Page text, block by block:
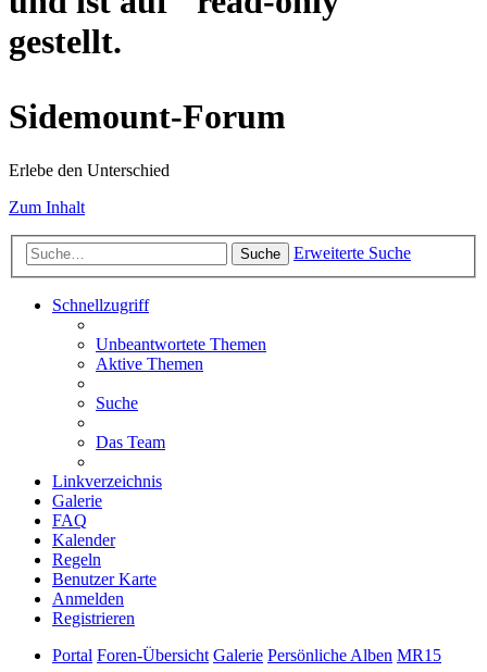
gestellt.
Sidemount-Forum
Erlebe den Unterschied
Zum Inhalt
Suche Erweiterte Suche
Schnellzugriff
Unbeantwortete Themen
Aktive Themen
Suche
Das Team
Linkverzeichnis
Galerie
FAQ
Kalender
Regeln
Benutzer Karte
Anmelden
Registrieren
Portal Foren-Übersicht Galerie Persönliche Alben MR15